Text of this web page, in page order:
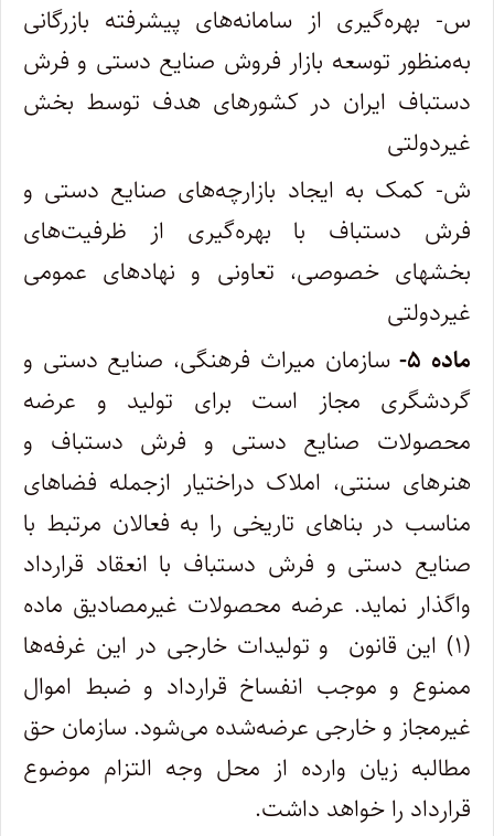
س- بهره‌گیری از سامانه‌های پیشرفته بازرگانی
به‌منظور توسعه بازار فروش صنایع دستی و فرش
دستباف ایران در کشورهای هدف توسط بخش
غیردولتی
ش- کمک به ایجاد بازارچه‌های صنایع دستی و
فرش دستباف با بهره‌گیری از ظرفیت‌های
بخشهای خصوصی، تعاونی و نهادهای عمومی
غیردولتی
ماده ۵-
سازمان میراث فرهنگی، صنایع دستی و
گردشگری مجاز است برای تولید و عرضه
محصولات صنایع دستی و فرش دستباف و
هنرهای سنتی، املاک دراختیار ازجمله فضاهای
مناسب در بناهای تاریخی را به فعالان مرتبط با
صنایع دستی و فرش دستباف با انعقاد قرارداد
واگذار نماید. عرضه محصولات غیرمصادیق ماده
(۱) این قانون و تولیدات خارجی در این غرفه‌ها
ممنوع و موجب انفساخ قرارداد و ضبط اموال
غیرمجاز و خارجی عرضه‌شده می‌شود. سازمان حق
مطالبه زیان وارده از محل وجه التزام موضوع
قرارداد را خواهد داشت.